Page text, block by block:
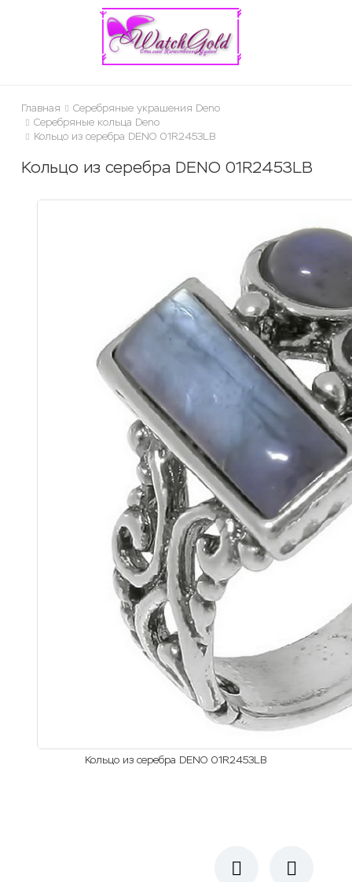
Главная
Серебряные украшения Deno
Серебряные кольца Deno
Кольцо из серебра DENO 01R2453LB
Кольцо из серебра DENO 01R2453LB
Кольцо из серебра DENO 01R2453LB